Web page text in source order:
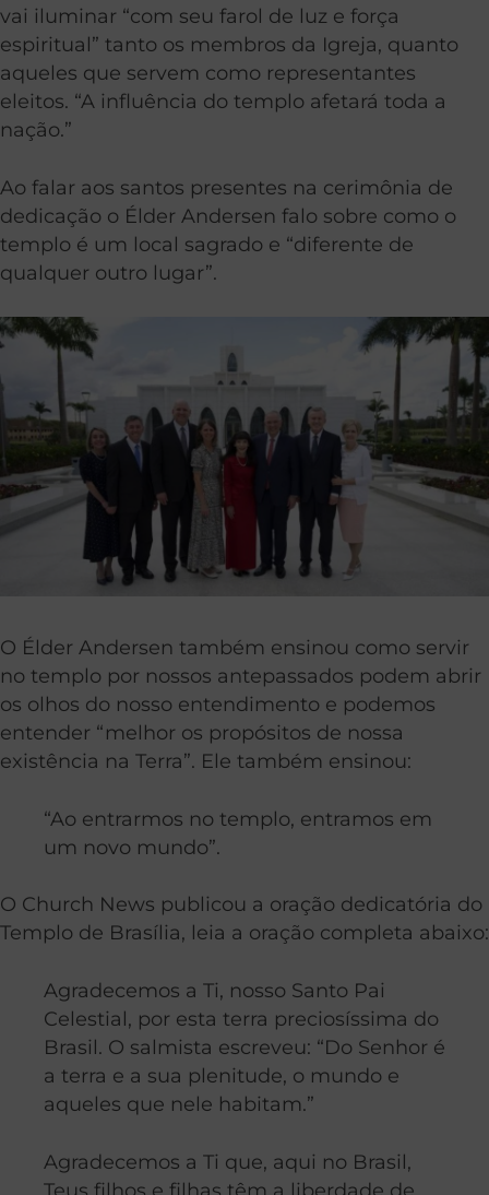
vai iluminar “com seu farol de luz e força
espiritual” tanto os membros da Igreja, quanto
aqueles que servem como representantes
eleitos. “A influência do templo afetará toda a
nação.”
Ao falar aos santos presentes na cerimônia de
dedicação o Élder Andersen falo sobre como o
templo é um local sagrado e “diferente de
qualquer outro lugar”.
O Élder Andersen também ensinou como servir
no templo por nossos antepassados podem abrir
os olhos do nosso entendimento e podemos
entender “melhor os propósitos de nossa
existência na Terra”. Ele também ensinou:
“Ao entrarmos no templo, entramos em
um novo mundo”.
O Church News publicou a oração dedicatória do
Templo de Brasília, leia a oração completa abaixo:
Agradecemos a Ti, nosso Santo Pai
Celestial, por esta terra preciosíssima do
Brasil. O salmista escreveu: “Do Senhor é
a terra e a sua plenitude, o mundo e
aqueles que nele habitam.”
Agradecemos a Ti que, aqui no Brasil,
Teus filhos e filhas têm a liberdade de